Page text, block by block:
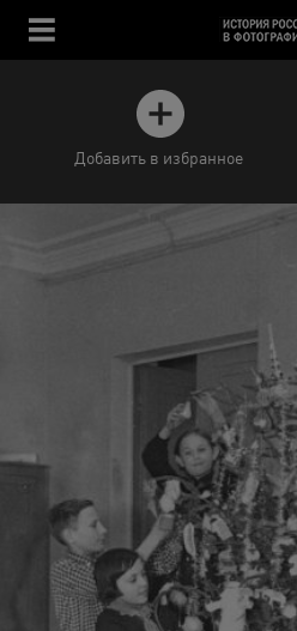
Добавить в избранное